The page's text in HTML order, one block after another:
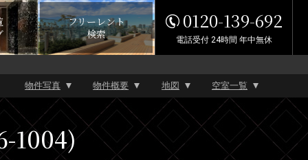
フリーレント
検索
0120-139-692
電話受付 24時間 年中無休
物件写真 物件概要 地図 空室一覧
1004)